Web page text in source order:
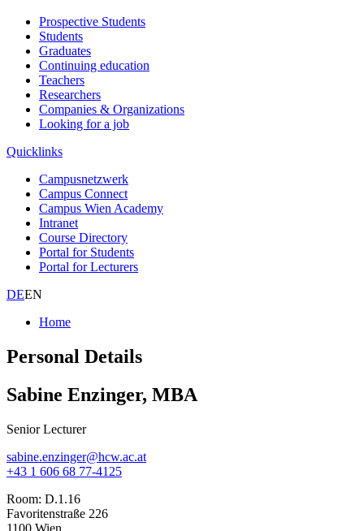
Prospective Students
Students
Graduates
Continuing education
Teachers
Researchers
Companies & Organizations
Looking for a job
Quicklinks
Campusnetzwerk
Campus Connect
Campus Wien Academy
Intranet
Course Directory
Portal for Students
Portal for Lecturers
DEEN
Home
Personal Details
Sabine Enzinger, MBA
Senior Lecturer
sabine.enzinger@hcw.ac.at
+43 1 606 68 77-4125
Room: D.1.16
Favoritenstraße 226
1100 Wien